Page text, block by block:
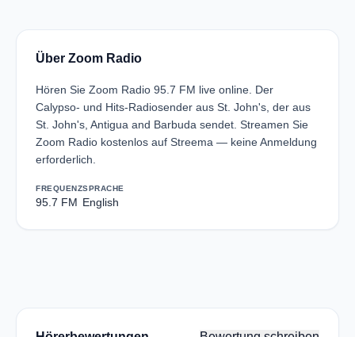
Über Zoom Radio
Hören Sie Zoom Radio 95.7 FM live online. Der
Calypso- und Hits-Radiosender aus St. John's, der aus
St. John's, Antigua and Barbuda sendet. Streamen Sie
Zoom Radio kostenlos auf Streema — keine Anmeldung
erforderlich.
FREQUENZ
95.7 FM
SPRACHE
English